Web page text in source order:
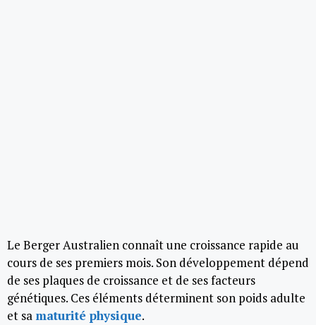
Le Berger Australien connaît une croissance rapide au
cours de ses premiers mois. Son développement dépend
de ses plaques de croissance et de ses facteurs
génétiques. Ces éléments déterminent son poids adulte
et sa maturité physique.